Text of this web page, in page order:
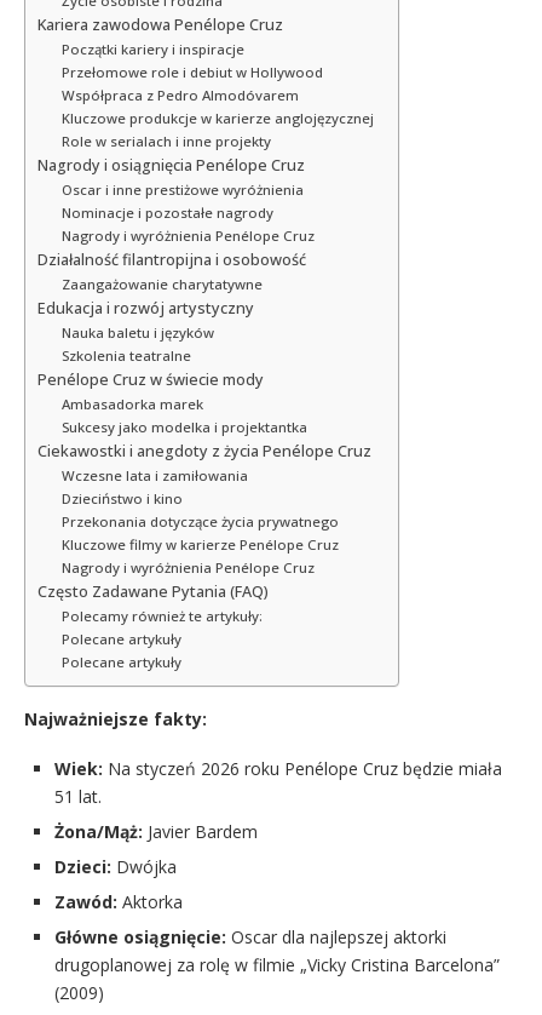
Kariera zawodowa Penélope Cruz
Początki kariery i inspiracje
Przełomowe role i debiut w Hollywood
Współpraca z Pedro Almodóvarem
Kluczowe produkcje w karierze anglojęzycznej
Role w serialach i inne projekty
Nagrody i osiągnięcia Penélope Cruz
Oscar i inne prestiżowe wyróżnienia
Nominacje i pozostałe nagrody
Nagrody i wyróżnienia Penélope Cruz
Działalność filantropijna i osobowość
Zaangażowanie charytatywne
Edukacja i rozwój artystyczny
Nauka baletu i języków
Szkolenia teatralne
Penélope Cruz w świecie mody
Ambasadorka marek
Sukcesy jako modelka i projektantka
Ciekawostki i anegdoty z życia Penélope Cruz
Wczesne lata i zamiłowania
Dzieciństwo i kino
Przekonania dotyczące życia prywatnego
Kluczowe filmy w karierze Penélope Cruz
Nagrody i wyróżnienia Penélope Cruz
Często Zadawane Pytania (FAQ)
Polecamy również te artykuły:
Polecane artykuły
Polecane artykuły
Najważniejsze fakty:
Wiek: Na styczeń 2026 roku Penélope Cruz będzie miała
51 lat.
Żona/Mąż: Javier Bardem
Dzieci: Dwójka
Zawód: Aktorka
Główne osiągnięcie: Oscar dla najlepszej aktorki
drugoplanowej za rolę w filmie „Vicky Cristina Barcelona”
(2009)